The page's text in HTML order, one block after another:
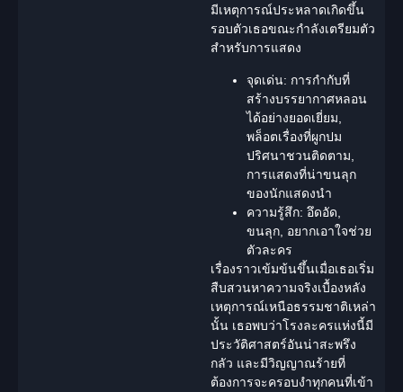
มีเหตุการณ์ประหลาดเกิดขึ้น
รอบตัวเธอขณะกำลังเตรียมตัว
สำหรับการแสดง
จุดเด่น: การกำกับที่
สร้างบรรยากาศหลอน
ได้อย่างยอดเยี่ยม,
พล็อตเรื่องที่ผูกปม
ปริศนาชวนติดตาม,
การแสดงที่น่าขนลุก
ของนักแสดงนำ
ความรู้สึก: อึดอัด,
ขนลุก, อยากเอาใจช่วย
ตัวละคร
เรื่องราวเข้มข้นขึ้นเมื่อเธอเริ่ม
สืบสวนหาความจริงเบื้องหลัง
เหตุการณ์เหนือธรรมชาติเหล่า
นั้น เธอพบว่าโรงละครแห่งนี้มี
ประวัติศาสตร์อันน่าสะพรึง
กลัว และมีวิญญาณร้ายที่
ต้องการจะครอบงำทุกคนที่เข้า